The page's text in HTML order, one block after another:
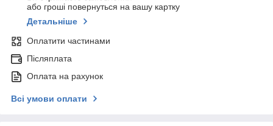
або гроші повернуться на вашу картку
Детальніше
Оплатити частинами
Післяплата
Оплата на рахунок
Всі умови оплати